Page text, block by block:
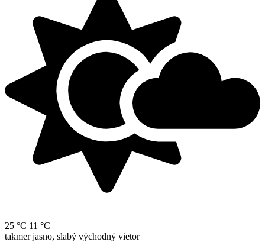
25 °C 11 °C
takmer jasno, slabý východný vietor